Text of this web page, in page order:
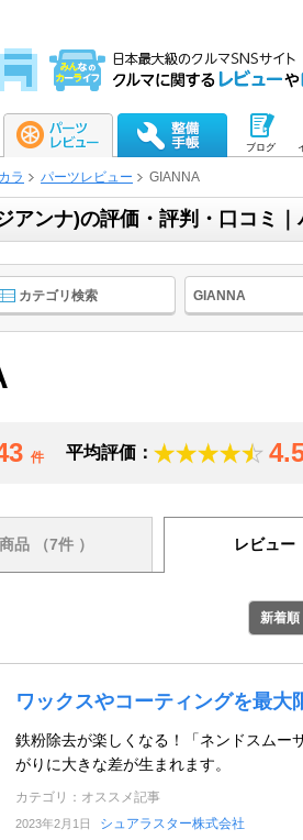
ブログ
ラ パーツレビュー GIANNA
アンナ)の評価・評判・口コミ
カテゴリ検索 GIANNA
件 平均評価：
品 （7件 ） レビュー
新着順
ワックスやコーティングを最大
鉄粉除去が楽しくなる！「ネンドスムー
がりに大きな差が生まれます。
カテゴリ：オススメ記事
2023年2月1日 シュアラスター株式会社